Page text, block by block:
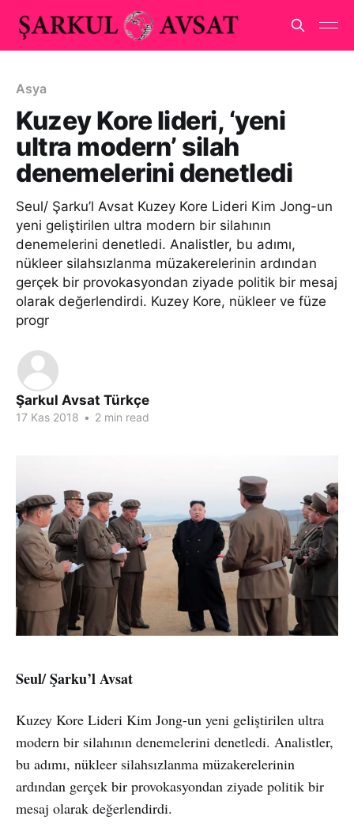
Asya
Kuzey Kore lideri, ‘yeni
ultra modern’ silah
denemelerini denetledi
Seul/ Şarku’l Avsat Kuzey Kore Lideri Kim Jong-un
yeni geliştirilen ultra modern bir silahının
denemelerini denetledi. Analistler, bu adımı,
nükleer silahsızlanma müzakerelerinin ardından
gerçek bir provokasyondan ziyade politik bir mesaj
olarak değerlendirdi. Kuzey Kore, nükleer ve füze
progr
Şarkul Avsat Türkçe
17 Kas 2018 • 2 min read
Seul/ Şarku’l Avsat
Kuzey Kore Lideri Kim Jong-un yeni geliştirilen ultra
modern bir silahının denemelerini denetledi. Analistler,
bu adımı, nükleer silahsızlanma müzakerelerinin
ardından gerçek bir provokasyondan ziyade politik bir
mesaj olarak değerlendirdi.